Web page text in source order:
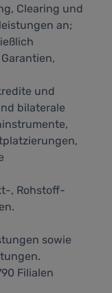
Clearing und
an;
und
bilaterale
, Rohstoff-
sowie
Filialen